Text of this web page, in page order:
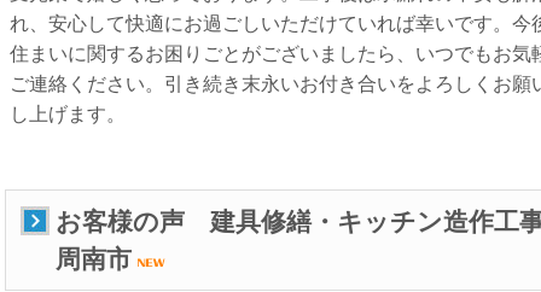
れ、安心して快適にお過ごしいただけていれば幸いです。今
住まいに関するお困りごとがございましたら、いつでもお気
ご連絡ください。引き続き末永いお付き合いをよろしくお願
し上げます。
お客様の声 建具修繕・キッチン造作
周南市